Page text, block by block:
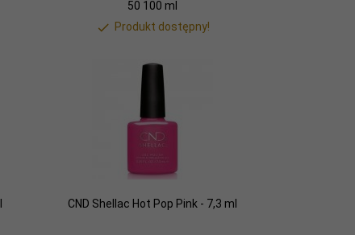
50 100 ml
Produkt dostępny!
CND Shellac Hot Pop Pink - 7,3 ml